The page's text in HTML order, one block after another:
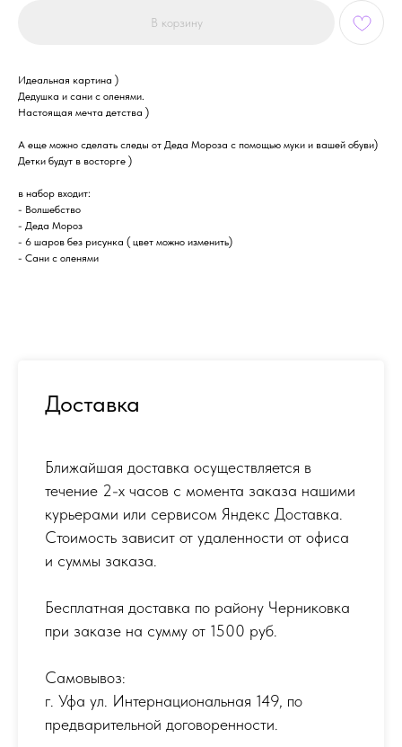
В корзину
Идеальная картина )
Дедушка и сани с оленями.
Настоящая мечта детства )
А еще можно сделать следы от Деда Мороза с помощью муки и вашей обуви)
Детки будут в восторге )
в набор входит:
- Волшебство
- Деда Мороз
- 6 шаров без рисунка ( цвет можно изменить)
- Сани с оленями
Доставка
Ближайшая доставка осуществляется в
течение 2-х часов с момента заказа нашими
курьерами или сервисом Яндекс Доставка.
Стоимость зависит от удаленности от офиса
и суммы заказа.
Бесплатная доставка по району Черниковка
при заказе на сумму от 1500 руб.
Самовывоз:
г. Уфа ул. Интернациональная 149, по
предварительной договоренности.